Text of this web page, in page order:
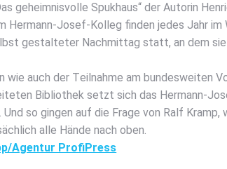
geheim­nis­vol­le Spuk­haus“ der Autorin
Her­mann-Josef-Kol­leg fin­den jedes Jahr im
gestal­te­ter Nach­mit­tag statt, an dem
wie auch der Teil­nah­me am bun­des­wei­ten
Biblio­thek setzt sich das Her­mann-
Und so gin­gen auf die Fra­ge von Ralf
alle Hän­de nach oben.
Agentur Pro­fi­Press